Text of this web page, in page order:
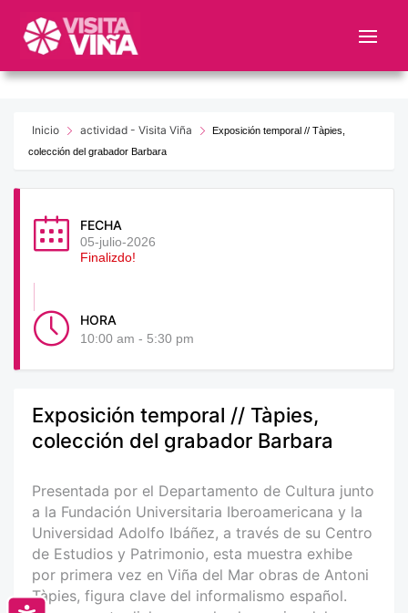
este
web
sistemaInicio actividad - Visita Viña
Exposición temporal // Tàpies,
colección del grabador Barbara
FECHA
05-julio-2026
Finalizdo!
HORA
10:00 am - 5:30 pm
Exposición temporal // Tàpies,
colección del grabador Barbara
Presentada por el Departamento de Cultura junto
a la Fundación Universitaria Iberoamericana y la
Universidad Adolfo Ibáñez, a través de su Centro
de Estudios y Patrimonio, esta muestra exhibe
por primera vez en Viña del Mar obras de Antoni
Tàpies, figura clave del informalismo español.